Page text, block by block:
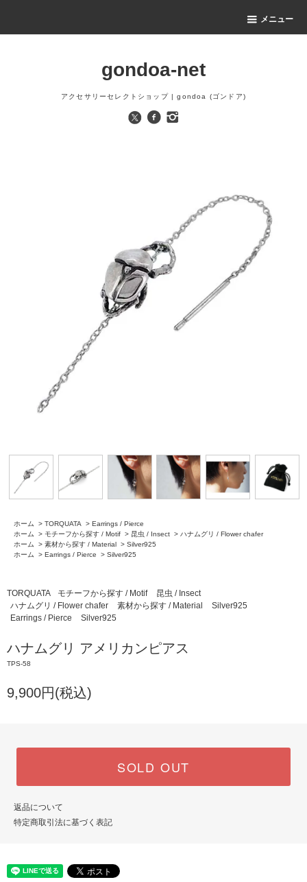
メニュー
gondoa-net
アクセサリーセレクトショップ | gondoa (ゴンドア)
ホーム > TORQUATA > Earrings / Pierce
ホーム
> モチーフから探す / Motif > 昆虫 / Insect > ハナムグリ / Flower chafer
ホーム
> 素材から探す / Material > Silver925
ホーム
> Earrings / Pierce > Silver925
TORQUATA モチーフから探す / Motif
昆虫 / Insect
ハナムグリ / Flower chafer
素材から探す / Material
Silver925
Earrings / Pierce
Silver925
ハナムグリ アメリカンピアス
TPS-58
9,900円(税込)
SOLD OUT
返品について
特定商取引法に基づく表記